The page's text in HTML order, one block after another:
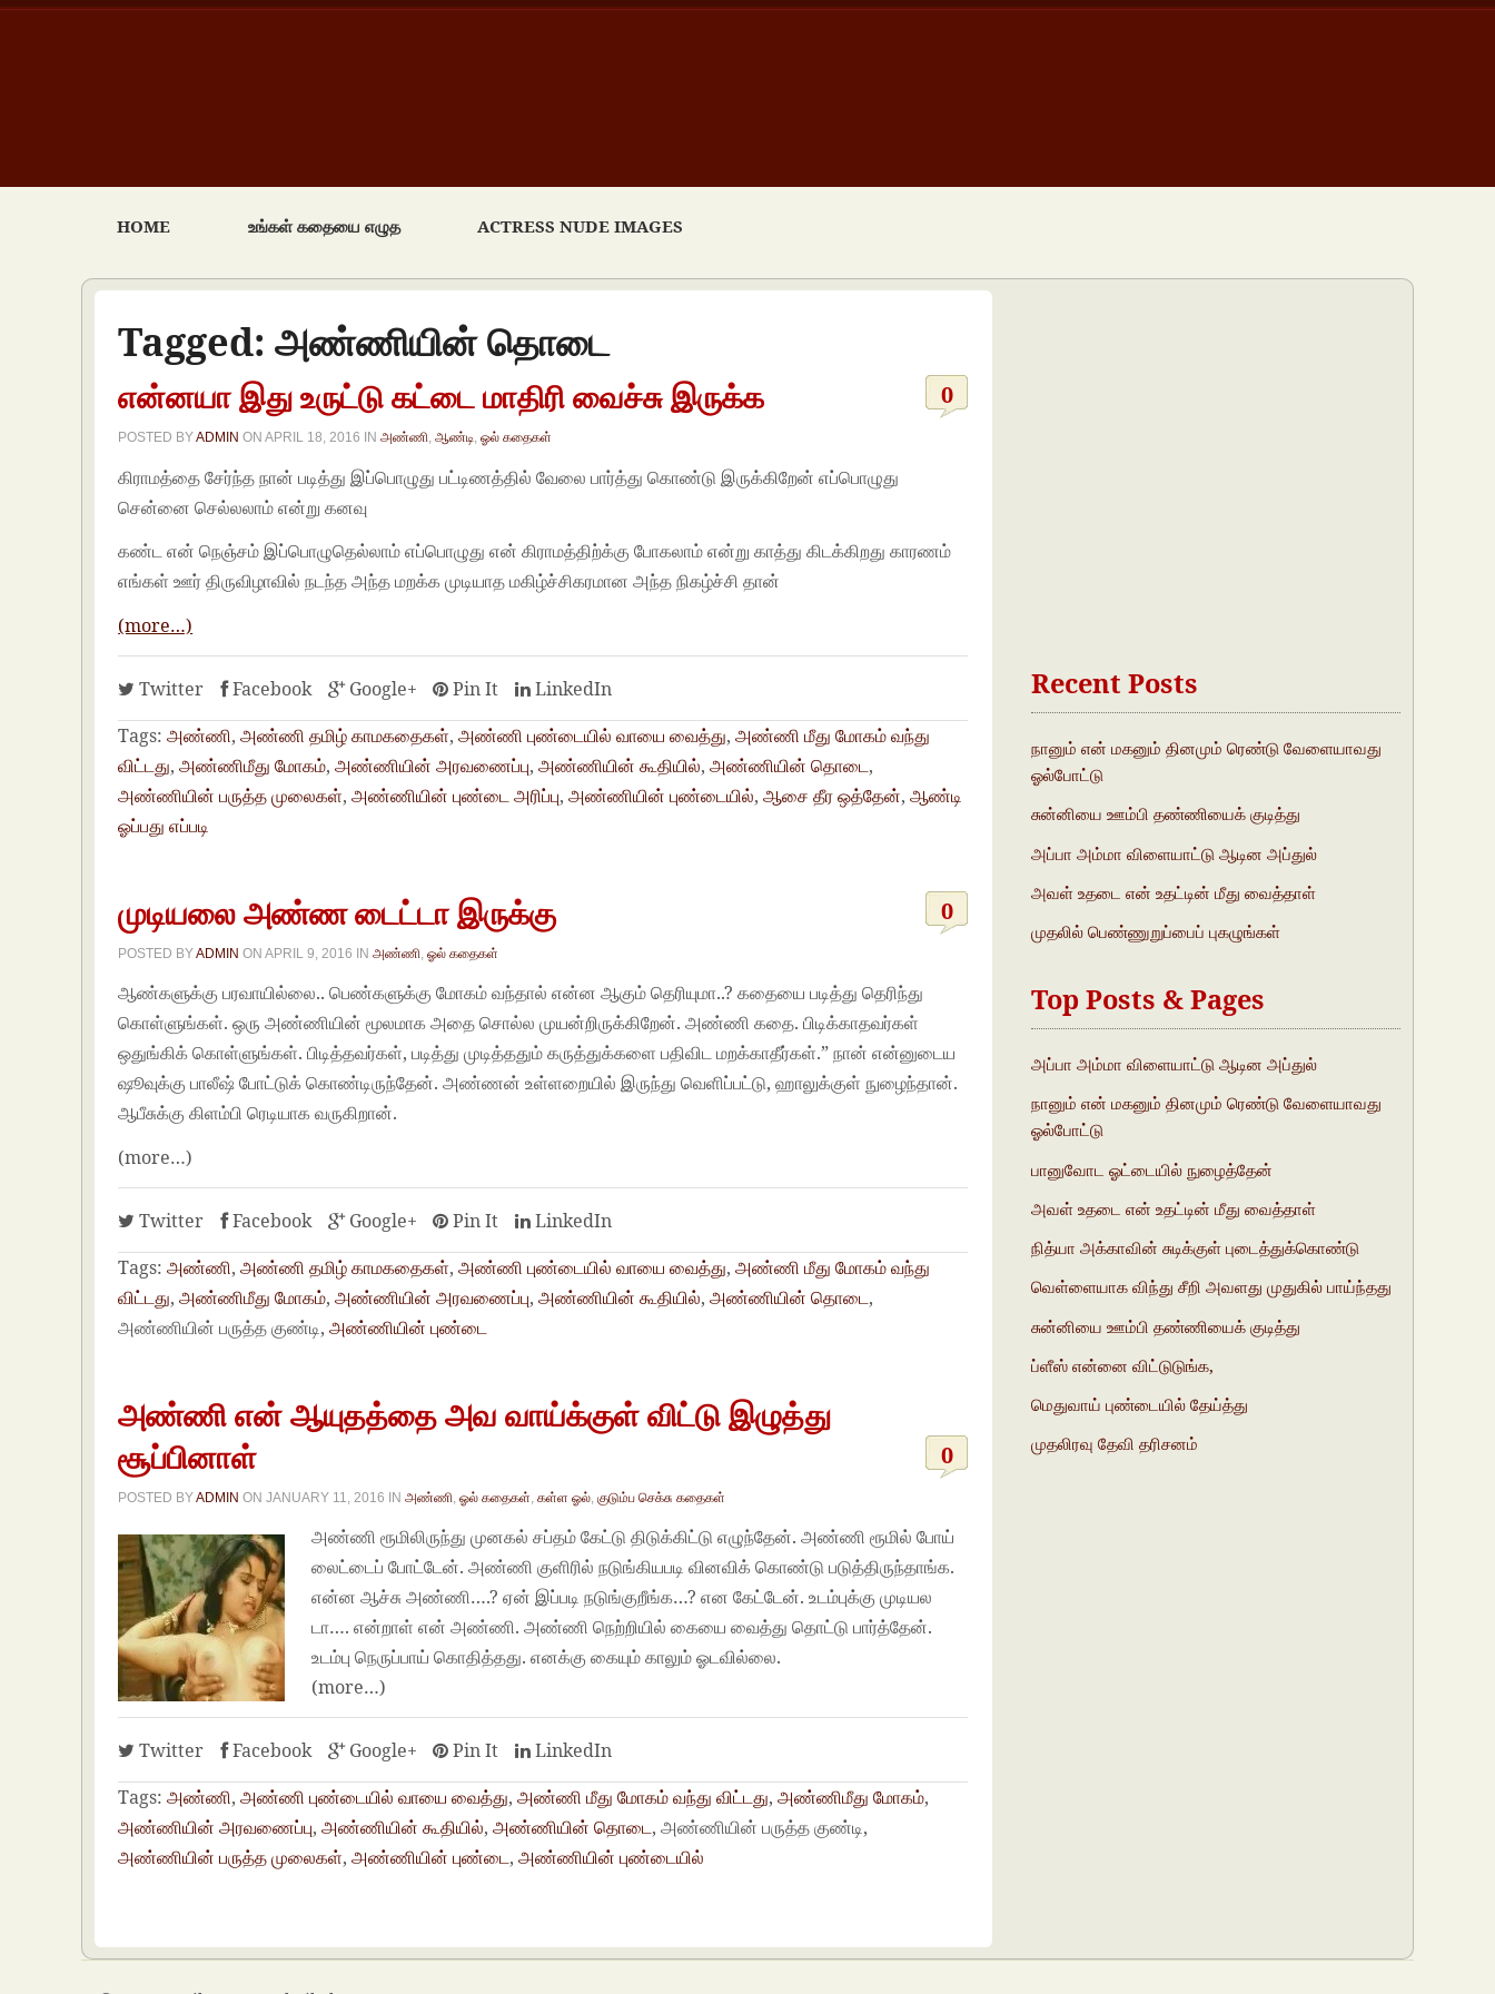
HOME உங்கள் கதையை எழுத ACTRESS NUDE IMAGES
Tagged: அண்ணியின் தொடை
என்னயா இது உருட்டு கட்டை மாதிரி வைச்சு இருக்க 0
POSTED BYADMIN ONAPRIL 18, 2016 INஅண்ணி ,ஆண்டி ,ஓல் கதைகள்
கிராமத்தை சேர்ந்த நான் படித்து இப்பொழுது பட்டிணத்தில் வேலை பார்த்து கொண்டு இருக்கிறேன் எப்பொழுது
சென்னை செல்லலாம் என்று கனவு
கண்ட என் நெஞ்சம் இப்பொழுதெல்லாம் எப்பொழுது என் கிராமத்திற்க்கு போகலாம் என்று காத்து கிடக்கிறது காரணம்
எங்கள் ஊர் திருவிழாவில் நடந்த அந்த மறக்க முடியாத மகிழ்ச்சிகரமான அந்த நிகழ்ச்சி தான்
(more…)
Twitter Facebook Google+ Pin It
LinkedIn
Tags: அண்ணி,அண்ணி தமிழ் காமகதைகள்,அண்ணி புண்டையில் வாயை வைத்து,அண்ணி மீது மோகம் வந்து
விட்டது,அண்ணிமீது மோகம்,அண்ணியின் அரவணைப்பு,அண்ணியின் கூதியில்,அண்ணியின் தொடை,
அண்ணியின் பருத்த முலைகள்,அண்ணியின் புண்டை அரிப்பு,அண்ணியின் புண்டையில்,ஆசை தீர ஒத்தேன்,ஆண்டி
ஓப்பது எப்படி
முடியலை அண்ண டைட்டா இருக்கு 0
POSTED BY ADMIN ON APRIL 9, 2016 INஅண்ணி ,ஓல் கதைகள்
ஆண்களுக்கு பரவாயில்லை.. பெண்களுக்கு மோகம் வந்தால் என்ன ஆகும் தெரியுமா..? கதையை படித்து தெரிந்து
கொள்ளுங்கள். ஒரு அண்ணியின் மூலமாக அதை சொல்ல முயன்றிருக்கிறேன். அண்ணி கதை. பிடிக்காதவர்கள்
ஒதுங்கிக் கொள்ளுங்கள். பிடித்தவர்கள், படித்து முடித்ததும் கருத்துக்களை பதிவிட மறக்காதீர்கள்.” நான் என்னுடைய
ஷூவுக்கு பாலீஷ் போட்டுக் கொண்டிருந்தேன். அண்ணன் உள்ளறையில் இருந்து வெளிப்பட்டு, ஹாலுக்குள் நுழைந்தான்.
ஆபீசுக்கு கிளம்பி ரெடியாக வருகிறான்.
(more…)
Twitter Facebook Google+ Pin It
LinkedIn
Tags: அண்ணி,அண்ணி தமிழ் காமகதைகள்,அண்ணி புண்டையில் வாயை வைத்து,அண்ணி மீது மோகம் வந்து
விட்டது,அண்ணிமீது மோகம்,அண்ணியின் அரவணைப்பு,அண்ணியின் கூதியில்,அண்ணியின் தொடை,
அண்ணியின் பருத்த குண்டி,அண்ணியின் புண்டை
அண்ணி என் ஆயுதத்தை அவ வாய்க்குள் விட்டு இழுத்து
சூப்பினாள்
0
POSTED BY ADMIN ON JANUARY 11, 2016 INஅண்ணி ,ஓல் கதைகள் ,கள்ள ஓல் ,குடும்ப செக்சு கதைகள்
அண்ணி ரூமிலிருந்து முனகல் சப்தம் கேட்டு திடுக்கிட்டு எழுந்தேன். அண்ணி ரூமில் போய்
லைட்டைப் போட்டேன். அண்ணி குளிரில் நடுங்கியபடி வினவிக் கொண்டு படுத்திருந்தாங்க.
என்ன ஆச்சு அண்ணி….? ஏன் இப்படி நடுங்குறீங்க…? என கேட்டேன். உடம்புக்கு முடியல
டா…. என்றாள் என் அண்ணி. அண்ணி நெற்றியில் கையை வைத்து தொட்டு பார்த்தேன்.
உடம்பு நெருப்பாய் கொதித்தது. எனக்கு கையும் காலும் ஓடவில்லை.
(more…)
Twitter Facebook Google+ Pin It
LinkedIn
Tags: அண்ணி,அண்ணி புண்டையில் வாயை வைத்து,அண்ணி மீது மோகம் வந்து விட்டது,அண்ணிமீது மோகம்,
அண்ணியின் அரவணைப்பு,அண்ணியின் கூதியில்,அண்ணியின் தொடை, அண்ணியின் பருத்த குண்டி,
அண்ணியின் பருத்த முலைகள்,அண்ணியின் புண்டை,அண்ணியின் புண்டையில்
Recent Posts
நானும் என் மகனும் தினமும் ரெண்டு வேளையாவது
ஓல்போட்டு
சுன்னியை ஊம்பி தண்ணியைக் குடித்து
அப்பா அம்மா விளையாட்டு ஆடின அப்துல்
அவள் உதடை என் உதட்டின் மீது வைத்தாள்
முதலில் பெண்ணுறுப்பைப் புகழுங்கள்
Top Posts & Pages
அப்பா அம்மா விளையாட்டு ஆடின அப்துல்
நானும் என் மகனும் தினமும் ரெண்டு வேளையாவது
ஓல்போட்டு
பானுவோட ஓட்டையில் நுழைத்தேன்
அவள் உதடை என் உதட்டின் மீது வைத்தாள்
நித்யா அக்காவின் சுடிக்குள் புடைத்துக்கொண்டு
வெள்ளையாக விந்து சீறி அவளது முதுகில் பாய்ந்தது
சுன்னியை ஊம்பி தண்ணியைக் குடித்து
ப்ளீஸ் என்னை விட்டுடுங்க,
மெதுவாய் புண்டையில் தேய்த்து
முதலிரவு தேவி தரிசனம்